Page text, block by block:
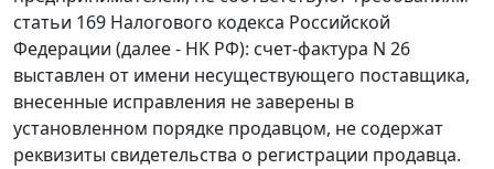
статьи 169 Налогового кодекса Российской
Федерации (далее - НК РФ): счет-фактура N 26
выставлен от имени несуществующего поставщика,
внесенные исправления не заверены в
установленном порядке продавцом, не содержат
реквизиты свидетельства о регистрации продавца.